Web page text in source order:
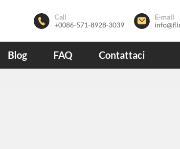

Call
+0086-571-8928-3039

E-mail
Blog FAQ Contattaci